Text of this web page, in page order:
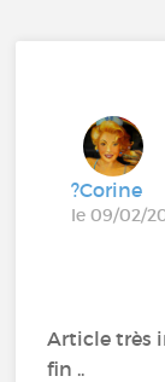
?Corine
le 09/02/
Article très
fin ..